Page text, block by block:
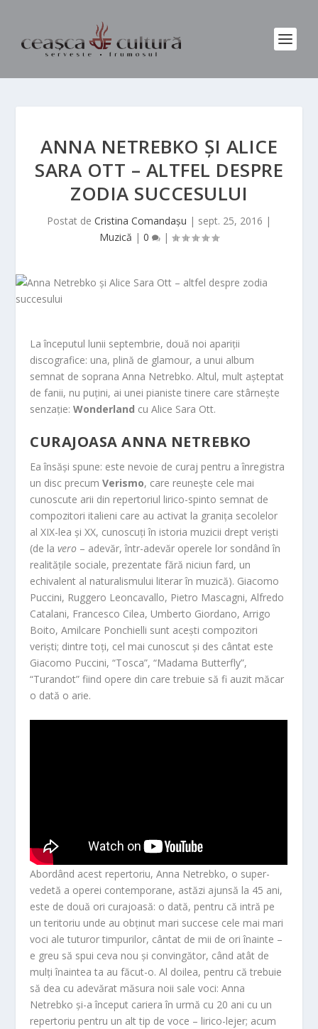
ANNA NETREBKO ȘI ALICE
SARA OTT – ALTFEL DESPRE
ZODIA SUCCESULUI
Postat de Cristina Comandaşu | sept. 25, 2016 |
Muzică | 0 |
La începutul lunii septembrie, două noi apariții
discografice: una, plină de glamour, a unui album
semnat de soprana Anna Netrebko. Altul, mult așteptat
de fanii, nu puțini, ai unei pianiste tinere care stârnește
senzație:Wonderland cu Alice Sara Ott.
CURAJOASA ANNA NETREBKO
Ea însăși spune: este nevoie de curaj pentru a înregistra
un disc precumVerismo, care reunește cele mai
cunoscute arii din repertoriul lirico-spinto semnat de
compozitori italieni care au activat la granița secolelor
al XIX-lea și XX, cunoscuți în istoria muzicii drept veriști
(de lavero – adevăr, într-adevăr operele lor sondând în
realitățile sociale, prezentate fără niciun fard, un
echivalent al naturalismului literar în muzică). Giacomo
Puccini, Ruggero Leoncavallo, Pietro Mascagni, Alfredo
Catalani, Francesco Cilea, Umberto Giordano, Arrigo
Boito, Amilcare Ponchielli sunt acești compozitori
veriști; dintre toți, cel mai cunoscut și des cântat este
Giacomo Puccini, “Tosca”, “Madama Butterfly”,
“Turandot” fiind opere din care trebuie să fi auzit măcar
o dată o arie.
Abordând acest repertoriu,Anna Netrebko, o super-
vedetă a operei contemporane, astăzi ajunsă la 45 ani,
este de două ori curajoasă: o dată, pentru că intră pe
un teritoriu unde au obținut mari succese cele mai mari
voci ale tuturor timpurilor, cântat de mii de ori înainte –
e greu să spui ceva nou și convingător, când atât de
mulți înaintea ta au făcut-o. Al doilea, pentru că trebuie
să dea cu adevărat măsura noii sale voci: Anna
Netrebko și-a început cariera în urmă cu 20 ani cu un
repertoriu pentru un alt tip de voce – lirico-lejer; acum